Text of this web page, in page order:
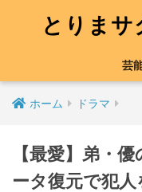
とりま
芸
ホーム ドラマ
【最愛】弟・
ータ復元で犯